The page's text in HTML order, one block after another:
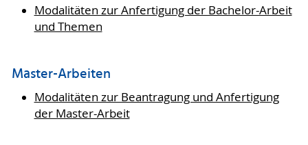
Modalitäten zur Anfertigung der Bachelor-Arbeit
und Themen
Master-Arbeiten
Modalitäten zur Beantragung und Anfertigung
der Master-Arbeit